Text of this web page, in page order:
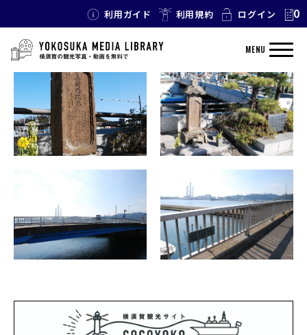
利用ガイド 利用規約 ログイン 0
MENU
TAG: 橋